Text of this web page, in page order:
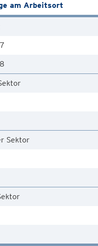
am Arbeitsort
Sektor